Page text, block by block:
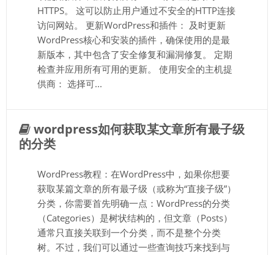
HTTPS。 这可以防止用户通过不安全的HTTP连接
访问网站。 更新WordPress和插件： 及时更新
WordPress核心和安装的插件，确保使用的是最
新版本，其中包含了安全修复和漏洞修复。 定期
检查并应用所有可用的更新。 使用安全的主机提
供商： 选择可...
wordpress如何获取某文章所有最子级
的分类
WordPress教程：在WordPress中，如果你想要
获取某篇文章的所有最子级（或称为“直接子级”）
分类，你需要首先明确一点：WordPress的分类
（Categories）是树状结构的，但文章（Posts）
通常只直接关联到一个分类，而不是整个分类
树。不过，我们可以通过一些查询技巧来找到与